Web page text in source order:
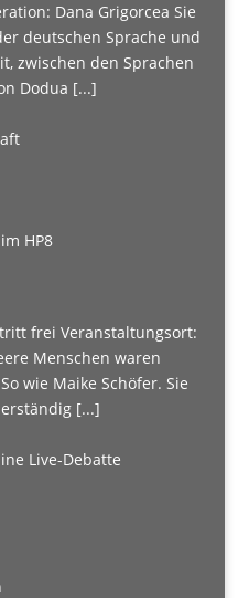
Dana Grigorcea Sie
deutschen Sprache und
zwischen den Sprachen
Dodua [...]
HP8
frei Veranstaltungsort:
Menschen waren
wie Maike Schöfer. Sie
[...]
Live-Debatte